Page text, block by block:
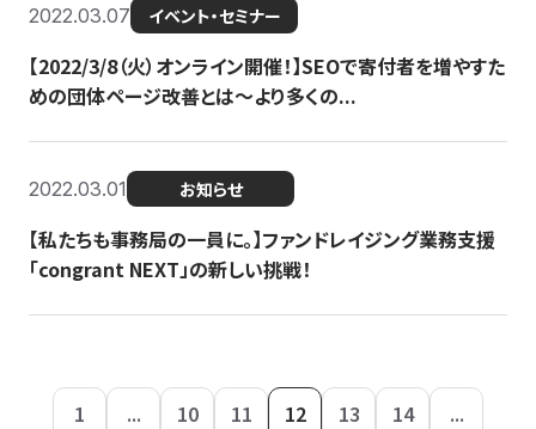
2022.03.07 イベント・セミナー
【2022/3/8（火）オンライン開催！】SEOで寄付者を増やすた
めの団体ページ改善とは～より多くの...
2022.03.01 お知らせ
【私たちも事務局の一員に。】ファンドレイジング業務支援
「congrant NEXT」の新しい挑戦！
1 ... 10 11 12 13 14
...